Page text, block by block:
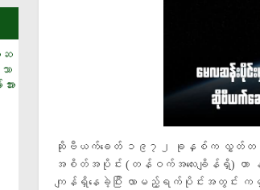
ဆ
ာ
ား
ဆိုဗီယက်ခေတ် ၁၉၇၂ ခုနှစ်က လွှတ်တင်ခဲ့တဲ့
အစိတ်အပိုင်း (တန်ဝက်အလေးချိန်ရှိ) ဟာ နည်
ကျန်ရှိနေခဲ့ပြီး လာမည့်ရက်ပိုင်းအတွင်း ကမ္